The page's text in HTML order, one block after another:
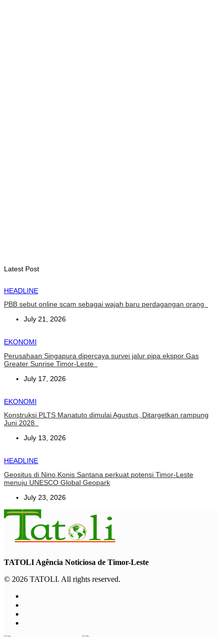
Latest Post
HEADLINE
PBB sebut online scam sebagai wajah baru perdagangan orang
July 21, 2026
EKONOMI
Perusahaan Singapura dipercaya survei jalur pipa ekspor Gas
Greater Sunrise Timor-Leste
July 17, 2026
EKONOMI
Konstruksi PLTS Manatuto dimulai Agustus, Ditargetkan rampung
Juni 2028
July 13, 2026
HEADLINE
Geositus di Nino Konis Santana perkuat potensi Timor-Leste
menuju UNESCO Global Geopark
July 23, 2026
TATOLI Agência Noticiosa de Timor-Leste
© 2026 TATOLI. All rights reserved.